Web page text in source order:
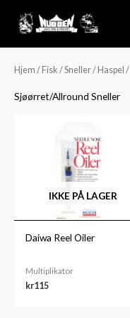
Hjem / Fisk /Sneller/ Haspel /
Sjøørret/Allround Sneller
IKKE PÅ LAGER
Daiwa Reel Oiler
Multiplikator
kr115